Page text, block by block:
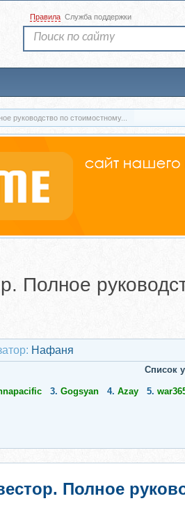
Правила Служба поддержки
руководство по стоимостному...
Полное
Нафаня
Список
3. Gogsyan 4. Azay 5.
Полное